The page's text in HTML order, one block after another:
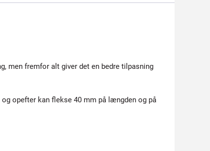
men fremfor alt giver det en bedre tilpasning
opefter kan flekse 40 mm på længden og på